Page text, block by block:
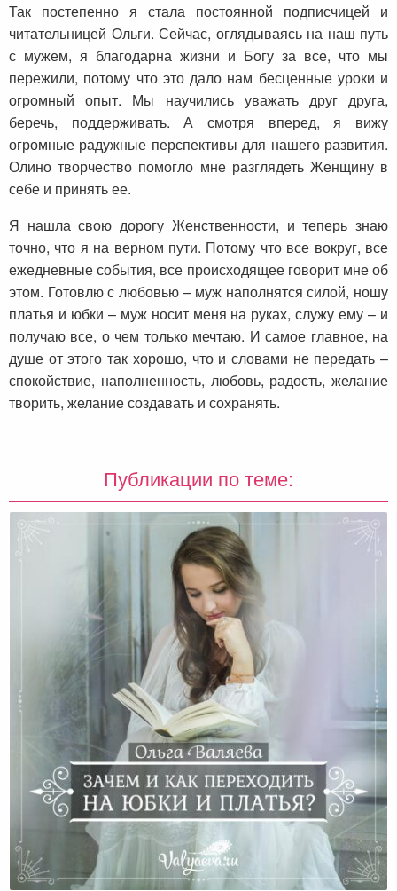
Так постепенно я стала постоянной подписчицей и
читательницей Ольги. Сейчас, оглядываясь на наш путь
с мужем, я благодарна жизни и Богу за все, что мы
пережили, потому что это дало нам бесценные уроки и
огромный опыт. Мы научились уважать друг друга,
беречь, поддерживать. А смотря вперед, я вижу
огромные радужные перспективы для нашего развития.
Олино творчество помогло мне разглядеть Женщину в
себе и принять ее.
Я нашла свою дорогу Женственности, и теперь знаю
точно, что я на верном пути. Потому что все вокруг, все
ежедневные события, все происходящее говорит мне об
этом. Готовлю с любовью – муж наполнятся силой, ношу
платья и юбки – муж носит меня на руках, служу ему – и
получаю все, о чем только мечтаю. И самое главное, на
душе от этого так хорошо, что и словами не передать –
спокойствие, наполненность, любовь, радость, желание
творить, желание создавать и сохранять.
Публикации по теме:
Зачем И Как Переходить На Юбки И Платья?